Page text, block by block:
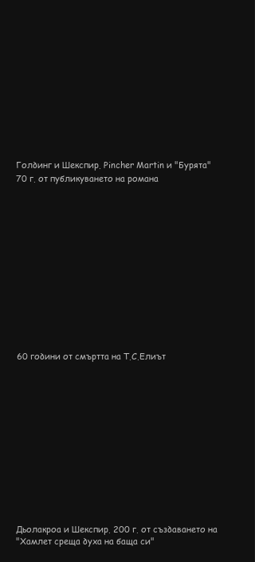
Голдинг и Шекспир. Pincher Martin и "Бурята"
70 г. от публикуването на романа
60 години от смъртта на Т.С.Елиът
Дьолакроа и Шекспир. 200 г. от създаването на
"Хамлет среща духа на баща си"​